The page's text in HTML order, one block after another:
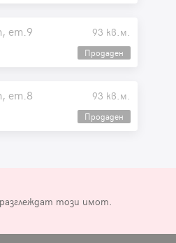
ет.9 93 кв.м.
Продаден
ет.8 93 кв.м.
Продаден
този имот.